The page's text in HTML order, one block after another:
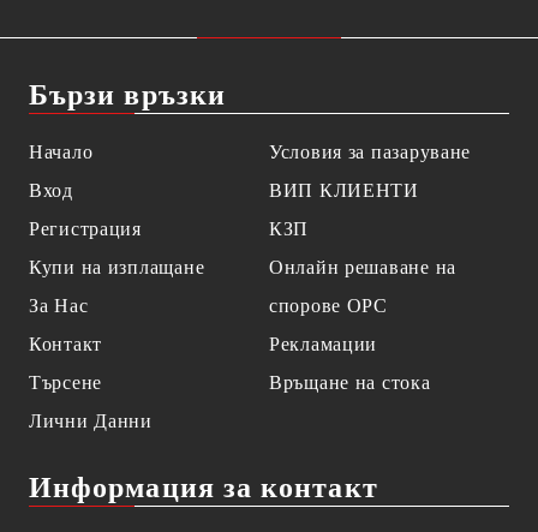
Бързи връзки
Начало
Вход
Регистрация
Купи на изплащане
За Нас
Контакт
Търсене
Лични Данни
Условия за пазаруване
ВИП КЛИЕНТИ
КЗП
Онлайн решаване на
спорове OPC
Рекламации
Връщане на стока
Информация за контакт